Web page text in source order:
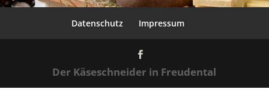
Datenschutz Impressum
Der Käseschneider in Freudental